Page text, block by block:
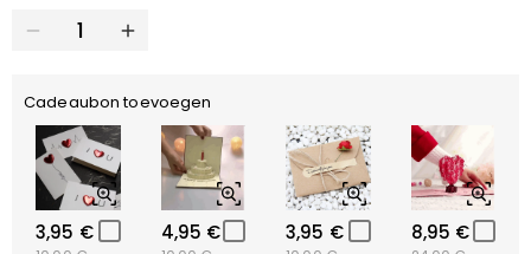
Cadeaubon toevoegen
3,95 € 4,95 € 3,95 € 8,95 €